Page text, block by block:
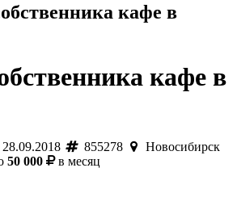
кафе в
кафе в
28.09.2018 855278
Новосибирск
50 000 в месяц